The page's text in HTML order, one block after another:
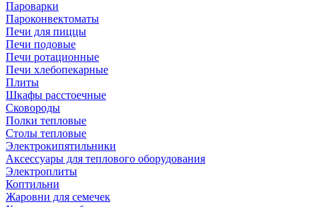
Пароварки
Пароконвектоматы
Печи для пиццы
Печи подовые
Печи ротационные
Печи хлебопекарные
Плиты
Шкафы расстоечные
Сковороды
Полки тепловые
Столы тепловые
Электрокипятильники
Аксессуары для теплового оборудования
Электроплиты
Коптильни
Жаровни для семечек